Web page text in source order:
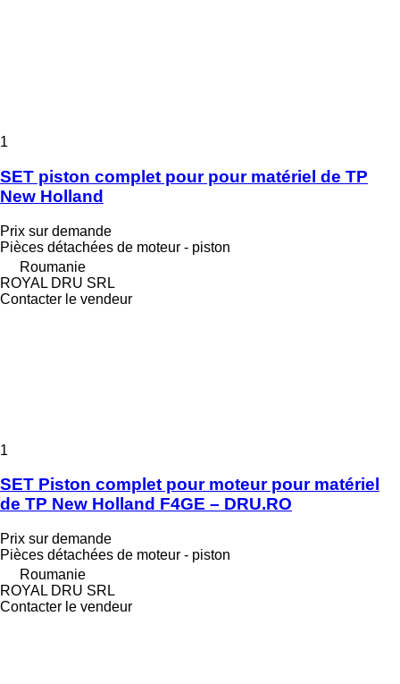
1
SET piston complet pour pour matériel de TP
New Holland
Prix sur demande
Pièces détachées de moteur - piston
Roumanie
ROYAL DRU SRL
Contacter le vendeur
1
SET Piston complet pour moteur pour matériel
de TP New Holland F4GE – DRU.RO
Prix sur demande
Pièces détachées de moteur - piston
Roumanie
ROYAL DRU SRL
Contacter le vendeur